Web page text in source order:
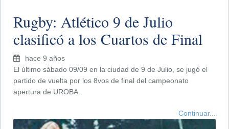
Rugby: Atlético 9 de Julio
clasificó a los Cuartos de Final
hace 9 años
El último sábado 09/09 en la ciudad de 9 de Julio, se jugó el
partido de vuelta por los 8vos de final del campeonato
apertura de UROBA.
Continuar...